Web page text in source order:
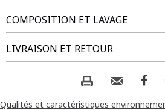
Craquez pour ce gilet sans manches
d'un cœur à la poitrine. Gilet sans
droite ample et courte. Sans
Motif cœur sur la poitrine, composé
dégradé de teintes. Maille bouclette
COMPOSITION ET LAVAGE
Tissu principal : 100% POLYESTER
Composition et lavage :
LIVRAISON ET RETOUR
NOS MODES DE LIVRAISON
Livraison Magasin :
Qualités et caractéristiques